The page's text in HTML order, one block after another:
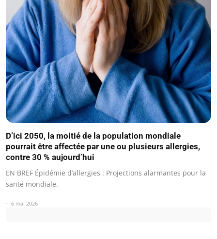
D’ici 2050, la moitié de la population mondiale
pourrait être affectée par une ou plusieurs allergies,
contre 30 % aujourd’hui
EN BREF Épidémie d’allergies : Projections alarmantes pour la
santé mondiale.
6 mai 2026